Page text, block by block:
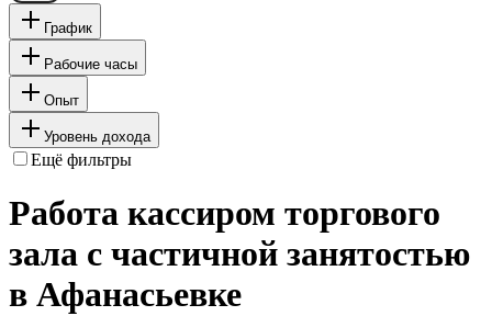
График
Рабочие часы
Опыт
Уровень дохода
Ещё фильтры
Работа кассиром торгового
зала с частичной занятостью
в Афанасьевке